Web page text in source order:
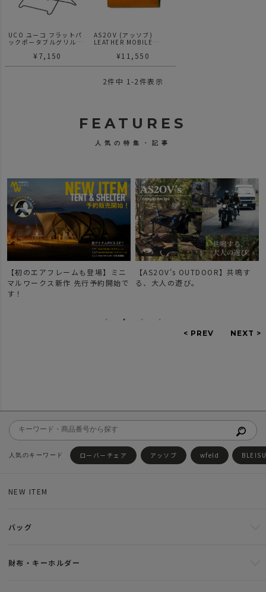
UCO ユーコ フラットパ
ックポータブルグリル&
¥ 7,150
AS2OV (アッソブ)
LEATHER MOBILE
¥11,550
2件中 1 -2件表示
FEATURES
人気の特集・記事
【AS2OV's OUTDOOR】共鳴す
る、大人の遊び。
【新作登場】人気のDOBBYシリ
ーズのご紹介。
ローバーチェア アッソブ wfeld
NEW ITEM
バッグ
財布・キーホルダー